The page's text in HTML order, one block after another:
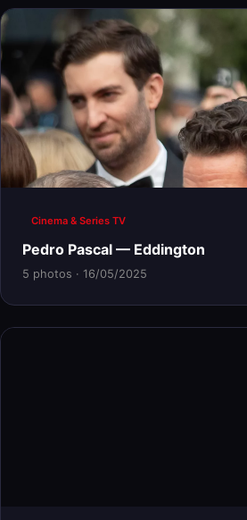
Cinema & Series TV
Pedro Pascal — Eddington
5 photos · 16/05/2025